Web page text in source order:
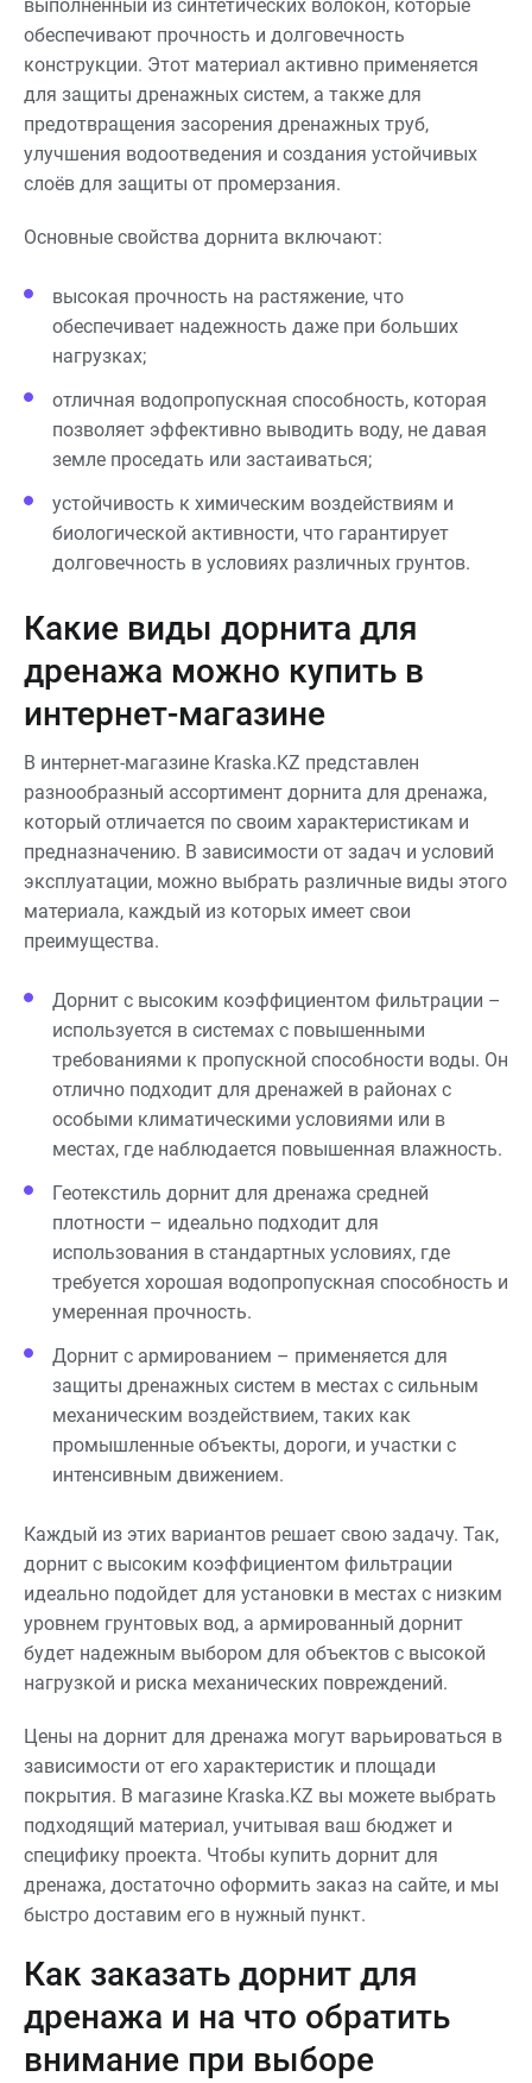
выполненный из синтетических волокон, которые
обеспечивают прочность и долговечность
конструкции. Этот материал активно применяется
для защиты дренажных систем, а также для
предотвращения засорения дренажных труб,
улучшения водоотведения и создания устойчивых
слоёв для защиты от промерзания.
Основные свойства дорнита включают:
высокая прочность на растяжение, что
обеспечивает надежность даже при больших
нагрузках;
отличная водопропускная способность, которая
позволяет эффективно выводить воду, не давая
земле проседать или застаиваться;
устойчивость к химическим воздействиям и
биологической активности, что гарантирует
долговечность в условиях различных грунтов.
Какие виды дорнита для
дренажа можно купить в
интернет-магазине
В интернет-магазине Kraska.KZ представлен
разнообразный ассортимент дорнита для дренажа,
который отличается по своим характеристикам и
предназначению. В зависимости от задач и условий
эксплуатации, можно выбрать различные виды этого
материала, каждый из которых имеет свои
преимущества.
Дорнит с высоким коэффициентом фильтрации –
используется в системах с повышенными
требованиями к пропускной способности воды. Он
отлично подходит для дренажей в районах с
особыми климатическими условиями или в
местах, где наблюдается повышенная влажность.
Геотекстиль дорнит для дренажа средней
плотности – идеально подходит для
использования в стандартных условиях, где
требуется хорошая водопропускная способность и
умеренная прочность.
Дорнит с армированием – применяется для
защиты дренажных систем в местах с сильным
механическим воздействием, таких как
промышленные объекты, дороги, и участки с
интенсивным движением.
Каждый из этих вариантов решает свою задачу. Так,
дорнит с высоким коэффициентом фильтрации
идеально подойдет для установки в местах с низким
уровнем грунтовых вод, а армированный дорнит
будет надежным выбором для объектов с высокой
нагрузкой и риска механических повреждений.
Цены на дорнит для дренажа могут варьироваться в
зависимости от его характеристик и площади
покрытия. В магазине Kraska.KZ вы можете выбрать
подходящий материал, учитывая ваш бюджет и
специфику проекта. Чтобы купить дорнит для
дренажа, достаточно оформить заказ на сайте, и мы
быстро доставим его в нужный пункт.
Как заказать дорнит для
дренажа и на что обратить
внимание при выборе